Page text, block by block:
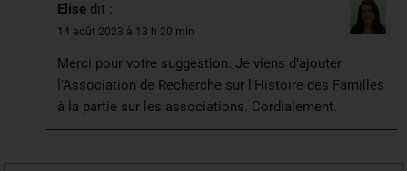
Elise dit :
14 août 2023 à 13 h 20 min
Merci pour votre suggestion. Je viens d’ajouter
l’Association de Recherche sur l’Histoire des Familles
à la partie sur les associations. Cordialement.